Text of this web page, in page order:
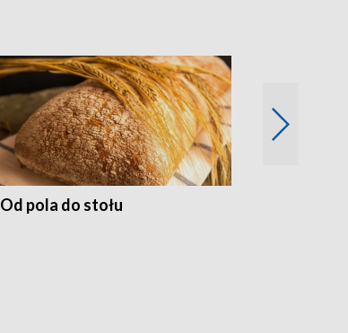
Od pola do stołu